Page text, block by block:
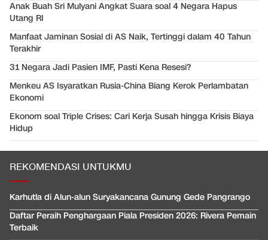
Anak Buah Sri Mulyani Angkat Suara soal 4 Negara Hapus
Utang RI
Manfaat Jaminan Sosial di AS Naik, Tertinggi dalam 40 Tahun
Terakhir
31 Negara Jadi Pasien IMF, Pasti Kena Resesi?
Menkeu AS Isyaratkan Rusia-China Biang Kerok Perlambatan
Ekonomi
Ekonom soal Triple Crises: Cari Kerja Susah hingga Krisis Biaya
Hidup
REKOMENDASI UNTUKMU
Karhutla di Alun-alun Suryakancana Gunung Gede Pangrango
Daftar Peraih Penghargaan Piala Presiden 2026: Rivera Pemain
Terbaik